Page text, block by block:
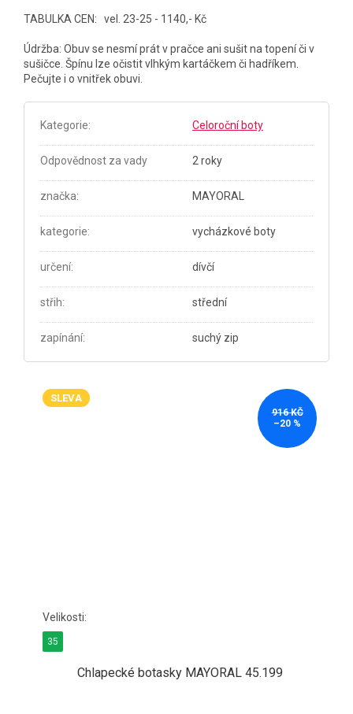
TABULKA CEN: vel. 23-25 - 1140,- Kč
Údržba: Obuv se nesmí prát v pračce ani sušit na topení či v
sušičce. Špínu lze očistit vlhkým kartáčkem či hadříkem.
Pečujte i o vnitřek obuvi.
Kategorie: Celoroční boty
Odpovědnost za vady 2 roky
značka: MAYORAL
kategorie: vycházkové boty
určení: dívčí
střih: střední
zapínání: suchý zip
SLEVA
916 KČ
–20 %
Chlapecké botasky MAYORAL 45.199
35